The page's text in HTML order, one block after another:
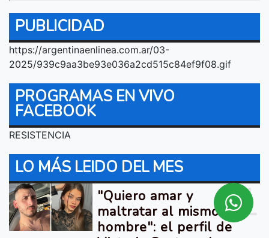
PUBLICIDAD
https://argentinaenlinea.com.ar/03-
2025/939c9aa3be93e036a2cd515c84ef9f08.gif
PROGRAMAS EN VIVO
FACEBOOK
RESISTENCIA
LO MÁS LEIDO DEL MES
1
"Quiero amar y
maltratar al mismo
hombre": el perfil de